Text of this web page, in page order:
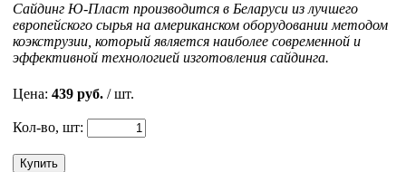
Сайдинг Ю-Пласт производится в Беларуси из лучшего
европейского сырья на американском оборудовании методом
коэкструзии, который является наиболее современной и
эффективной технологией изготовления сайдинга.
Цена: 439 руб. / шт.
Кол-во, шт:
Купить